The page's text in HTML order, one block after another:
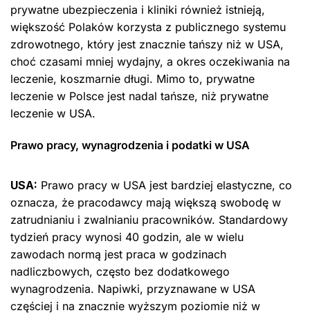
prywatne ubezpieczenia i kliniki również istnieją,
większość Polaków korzysta z publicznego systemu
zdrowotnego, który jest znacznie tańszy niż w USA,
choć czasami mniej wydajny, a okres oczekiwania na
leczenie, koszmarnie długi. Mimo to, prywatne
leczenie w Polsce jest nadal tańsze, niż prywatne
leczenie w USA.
Prawo pracy, wynagrodzenia i podatki w USA
USA: Prawo pracy w USA jest bardziej elastyczne, co
oznacza, że ​​pracodawcy mają większą swobodę w
zatrudnianiu i zwalnianiu pracowników. Standardowy
tydzień pracy wynosi 40 godzin, ale w wielu
zawodach normą jest praca w godzinach
nadliczbowych, często bez dodatkowego
wynagrodzenia. Napiwki, przyznawane w USA
częściej i na znacznie wyższym poziomie niż w